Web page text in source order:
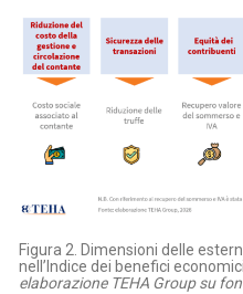
Figura 2. Dimensioni delle
nell’Indice dei benefici
elaborazione TEHA Group su